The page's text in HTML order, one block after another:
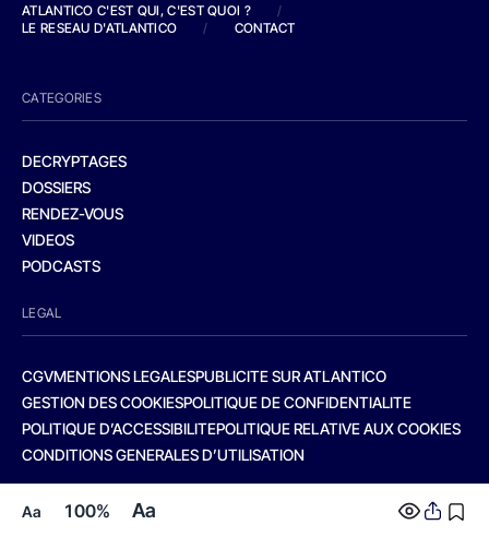
Aa 100% Aa
ATLANTICO C'EST QUI, C'EST QUOI ?
/
LE RESEAU D'ATLANTICO
/ CONTACT
CATEGORIES
DECRYPTAGES
DOSSIERS
RENDEZ-VOUS
VIDEOS
PODCASTS
LEGAL
CGVMENTIONS LEGALESPUBLICITE SUR ATLANTICO
GESTION DES COOKIESPOLITIQUE DE CONFIDENTIALITE
POLITIQUE D’ACCESSIBILITEPOLITIQUE RELATIVE AUX COOKIES
CONDITIONS GENERALES D’UTILISATION